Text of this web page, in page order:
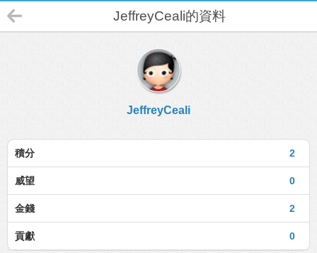
JeffreyCeali的資料
JeffreyCeali
2
積分
0
威望
2
金錢
0
貢獻